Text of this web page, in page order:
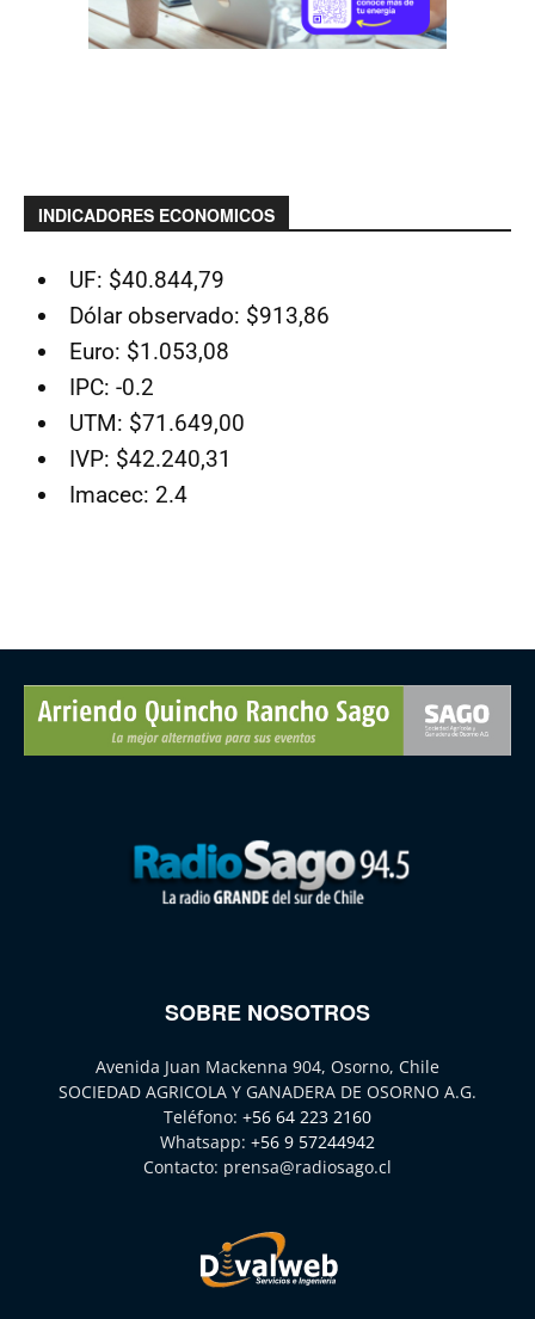
INDICADORES ECONOMICOS
UF: $40.844,79
Dólar observado: $913,86
Euro: $1.053,08
IPC: -0.2
UTM: $71.649,00
IVP: $42.240,31
Imacec: 2.4
SOBRE NOSOTROS
Avenida Juan Mackenna 904, Osorno, Chile
SOCIEDAD AGRICOLA Y GANADERA DE OSORNO A.G.
Teléfono: +56 64 223 2160
Whatsapp: +56 9 57244942
Contacto: prensa@radiosago.cl